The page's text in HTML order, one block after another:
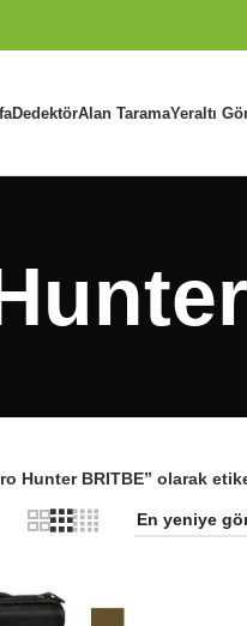
DedektörAlan TaramaYeraltı
Hunter BRITBE” olarak